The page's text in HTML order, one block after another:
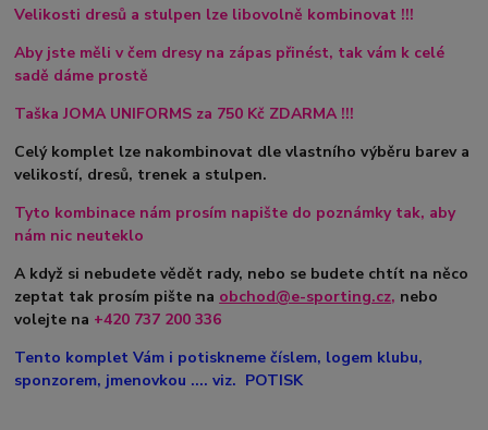
Velikosti dresů a stulpen lze libovolně kombinovat !!!
Aby jste měli v čem dresy na zápas přinést, tak vám k celé
sadě dáme prostě
TaškaJOMA UNIFORMS za 750 Kč ZDARMA !!!
Celý komplet lze nakombinovat dle vlastního výběru barev a
velikostí, dresů, trenek a stulpen.
Tyto kombinace nám prosím napište do poznámky tak, aby
nám nic neuteklo
A když si nebudete vědět rady, nebo se budete chtít na něco
zeptat tak prosím pište na obchod@e-sporting.cz, nebo
volejte na +420 737 200 336
Tento komplet Vám i potiskneme číslem, logem klubu,
sponzorem, jmenovkou .... viz. POTISK